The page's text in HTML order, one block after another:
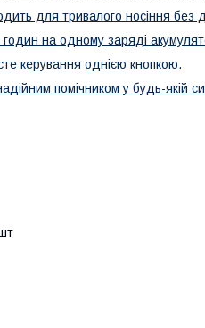
для тривалого носіння
годин на одному заряді
керування однією кнопкою.
помічником у будь-якій